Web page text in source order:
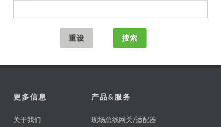
更多信息
关于我们
产品&服务
现场总线网关/适配器